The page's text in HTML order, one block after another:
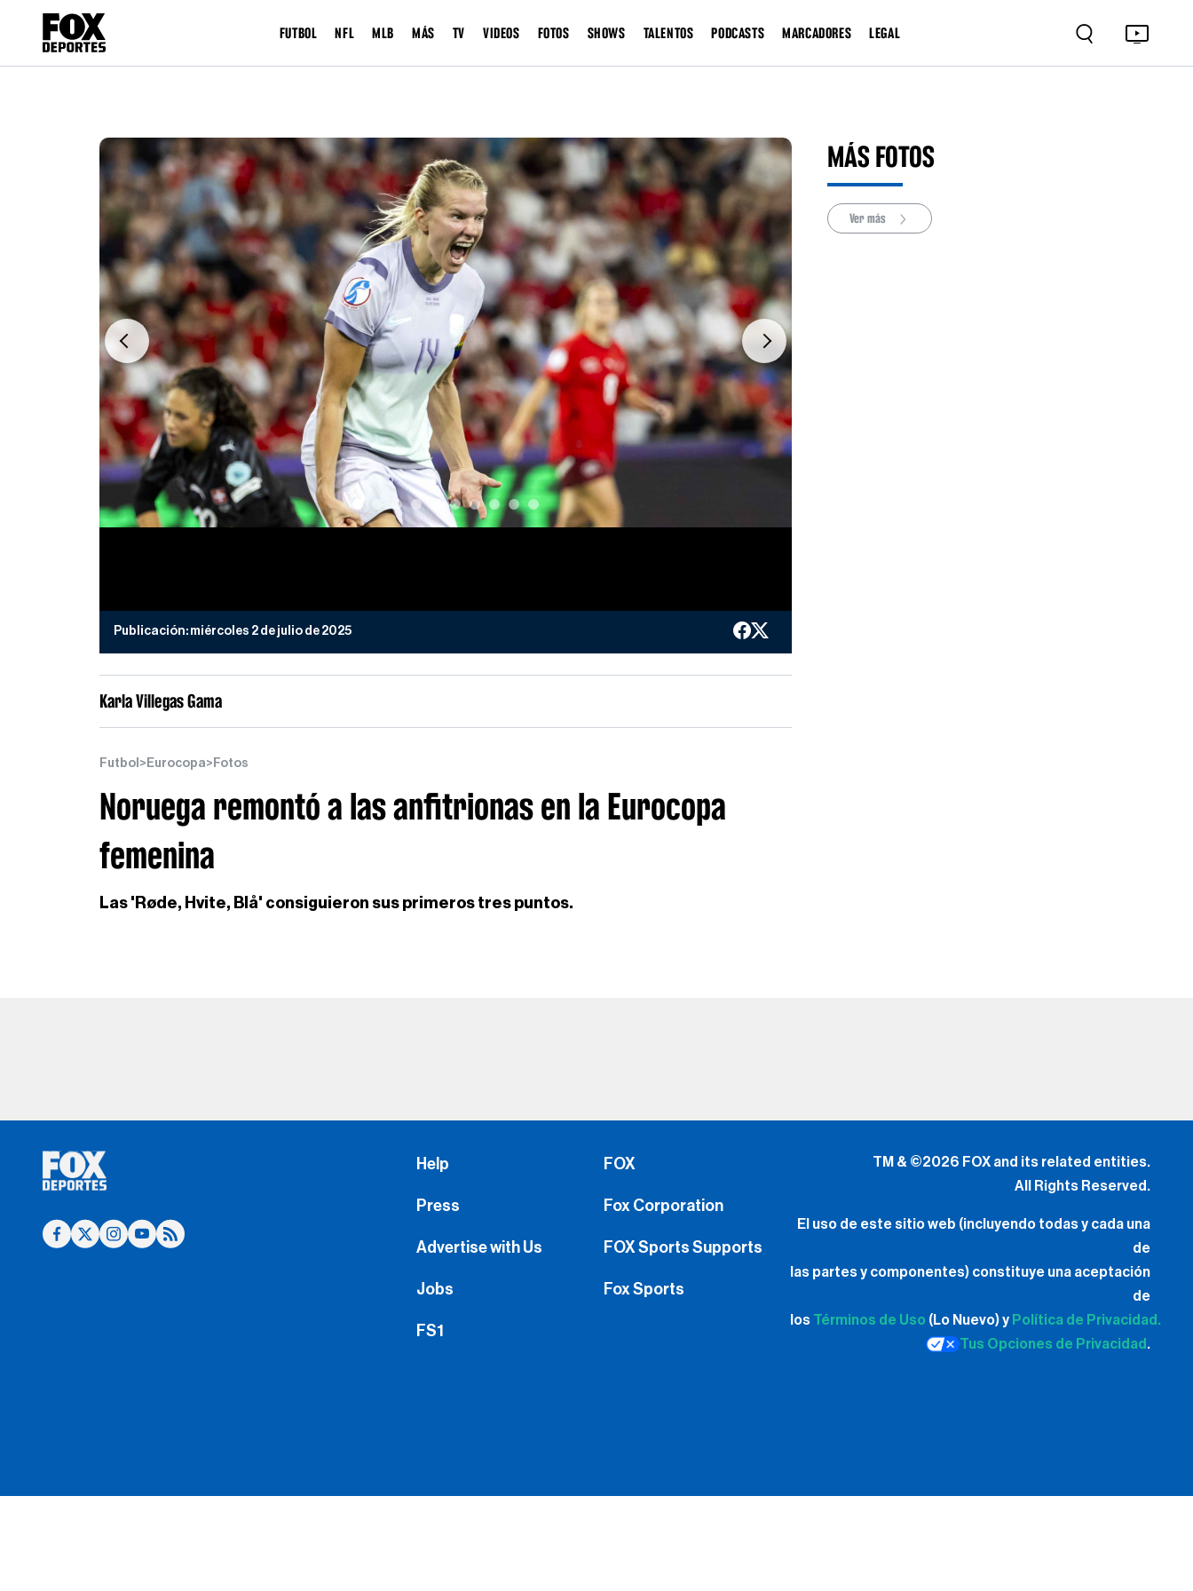
FUTBOL NFL MLB MÁS TV VIDEOS FOTOS SHOWS TALENTOS PODCASTS MARCADORES LEGAL
Previous Next
Publicación: miércoles 2 de julio de 2025
Karla Villegas Gama
Futbol > Eurocopa> Fotos
Noruega remontó a las anfitrionas en la Eurocopa
femenina
Las 'Røde, Hvite, Blå' consiguieron sus primeros tres puntos.
MÁS FOTOS
Ver más
Help
Press
Advertise with Us
Jobs
FS1
FOX
Fox Corporation
FOX Sports Supports
Fox Sports
TM & ©2026 FOX and its related entities.
All Rights Reserved.
El uso de este sitio web (incluyendo todas y cada una
de
las partes y componentes) constituye una aceptación
de
los Términos de Uso (Lo Nuevo) y Política de Privacidad.
Tus Opciones de Privacidad .